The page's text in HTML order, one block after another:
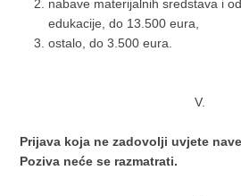
nabave materijalnih sredstava i
edukacije, do 13.500 eura,
ostalo, do 3.500 eura.
V.
Prijava koja ne zadovolji uvjete
Poziva neće se razmatrati.